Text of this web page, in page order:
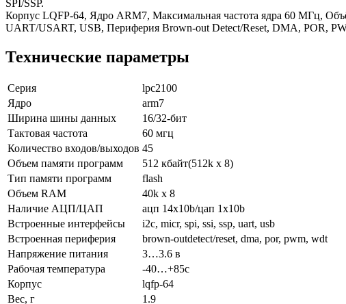
SPI/SSP.
Корпус LQFP-64, Ядро ARM7, Максимальная частота ядра 60 МГц,
UART/USART, USB, Периферия Brown-out Detect/Reset, DMA, POR,
Технические параметры
Серия
lpc2100
Ядро
arm7
Ширина шины данных
16/32-бит
Тактовая частота
60 мгц
Количество входов/выходов 45
Объем памяти программ
512 кбайт(512k x 8)
Тип памяти программ
flash
Объем RAM
40k x 8
Наличие АЦП/ЦАП
ацп 14x10b/цап 1x10b
Встроенные интерфейсы
i2c, micr, spi, ssi, ssp, uart, usb
Встроенная периферия
brown-outdetect/reset, dma, por, pwm, wdt
Напряжение питания
3…3.6 в
Рабочая температура
-40…+85c
Корпус
lqfp-64
Вес, г
1.9